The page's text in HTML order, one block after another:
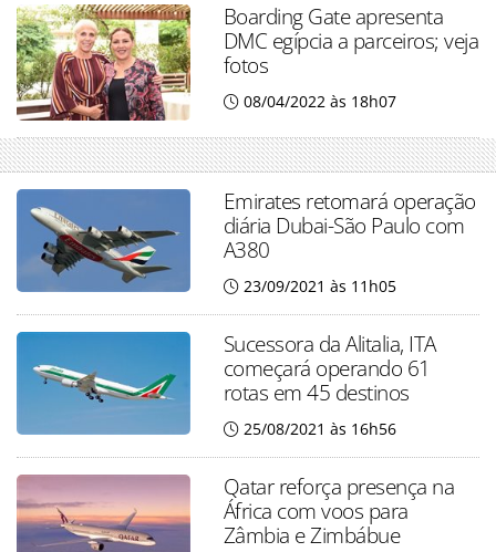
Boarding Gate apresenta
DMC egípcia a parceiros; veja
fotos
08/04/2022 às 18h07
Emirates retomará operação
diária Dubai-São Paulo com
A380
23/09/2021 às 11h05
Sucessora da Alitalia, ITA
começará operando 61
rotas em 45 destinos
25/08/2021 às 16h56
Qatar reforça presença na
África com voos para
Zâmbia e Zimbábue